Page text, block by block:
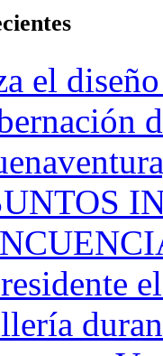
el